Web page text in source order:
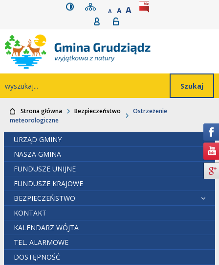
Przejdź do głównego
Przejdź do treści
Przejdź do
wyszukiwarki
Przejdź do mapywersja kontrastowa
mapa serwisu
A POMNIEJSZ CZCIONKĘ
A STANDARDOWY ROZMIAR
A POWIĘKSZ
rozmiar czcionki
Rejestracja
Strona główna Bezpieczeństwo
Ostrzeżenie
meteorologiczne
URZĄD GMINY
NASZA GMINA
FUNDUSZE UNIJNE
FUNDUSZE KRAJOWE
BEZPIECZEŃSTWO
KONTAKT
KALENDARZ WÓJTA
TEL. ALARMOWE
DOSTĘPNOŚĆ